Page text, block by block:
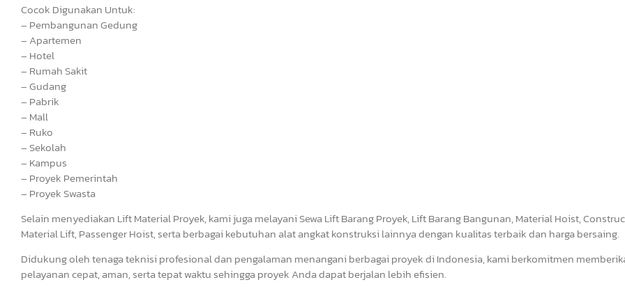
Cocok Digunakan Untuk:
– Pembangunan Gedung
– Apartemen
– Hotel
– Rumah Sakit
– Gudang
– Pabrik
– Mall
– Ruko
– Sekolah
– Kampus
– Proyek Pemerintah
– Proyek Swasta
Selain menyediakan Lift Material Proyek, kami juga melayani Sewa Lift Barang Proyek, Lift Barang Bangunan, Material Hoist,
Material Lift, Passenger Hoist, serta berbagai kebutuhan alat angkat konstruksi lainnya dengan kualitas terbaik dan harga bersaing.
Didukung oleh tenaga teknisi profesional dan pengalaman menangani berbagai proyek di Indonesia, kami berkomitmen
pelayanan cepat, aman, serta tepat waktu sehingga proyek Anda dapat berjalan lebih efisien.